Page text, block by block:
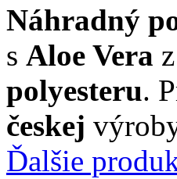
Náhradný
s Aloe Vera
polyesteru.
českej
Ďalšie